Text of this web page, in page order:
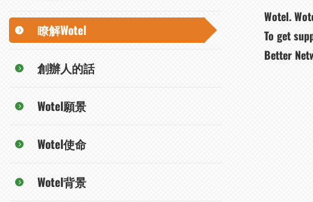
瞭解Wotel
創辦人的話
Wotel願景
Wotel使命
Wotel背景
Wotel.
To get
Better